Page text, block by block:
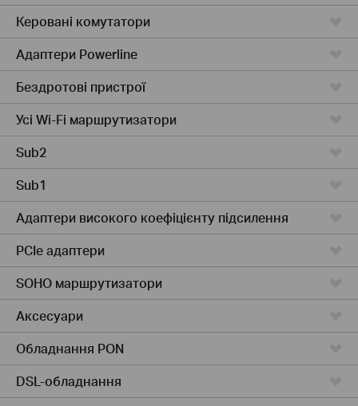
Керовані комутатори
Адаптери Powerline
Бездротові пристрої
Усі Wi-Fi маршрутизатори
Sub2
Sub1
Адаптери високого коефіцієнту підсилення
PCIe адаптери
SOHO маршрутизатори
Аксесуари
Обладнання PON
DSL-обладнання